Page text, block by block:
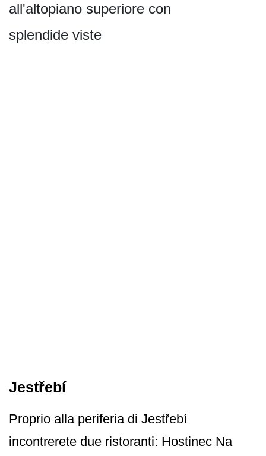
all'altopiano superiore con
splendide viste
Jestřebí
Proprio alla periferia di Jestřebí
incontrerete due ristoranti: Hostinec Na